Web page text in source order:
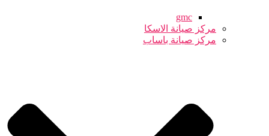
gmc
مركز صيانة الاسكا
مركز صيانة باساب